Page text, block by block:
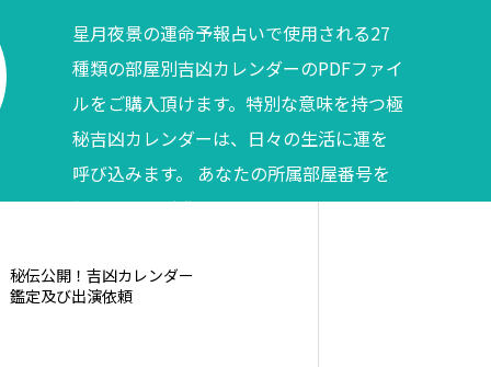
星月夜景の運命予報占いで使用される27
種類の部屋別吉凶カレンダーのPDFファイ
ルをご購入頂けます。特別な意味を持つ極
秘吉凶カレンダーは、日々の生活に運を
呼び込みます。 あなたの所属部屋番号を
調べてからご購入ください。
秘伝公開！吉凶カレンダー
鑑定及び出演依頼